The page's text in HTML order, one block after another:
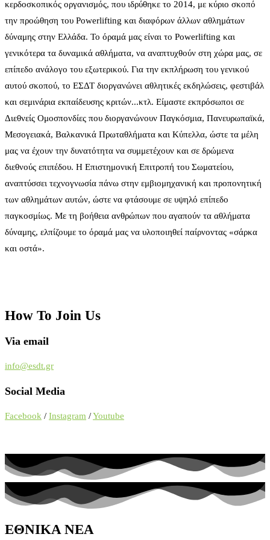
κερδοσκοπικός οργανισμός, που ιδρύθηκε το 2014, με κύριο σκοπό
την προώθηση του Powerlifting και διαφόρων άλλων αθλημάτων
δύναμης στην Ελλάδα. Το όραμά μας είναι το Powerlifting και
γενικότερα τα δυναμικά αθλήματα, να αναπτυχθούν στη χώρα μας, σε
επίπεδο ανάλογο του εξωτερικού. Για την εκπλήρωση του γενικού
αυτού σκοπού, το ΕΣΔΤ διοργανώνει αθλητικές εκδηλώσεις, φεστιβάλ
και σεμινάρια εκπαίδευσης κριτών...κτλ. Είμαστε εκπρόσωποι σε
Διεθνείς Ομοσπονδίες που διοργανώνουν Παγκόσμια, Πανευρωπαϊκά,
Μεσογειακά, Βαλκανικά Πρωταθλήματα και Κύπελλα, ώστε τα μέλη
μας να έχουν την δυνατότητα να συμμετέχουν και σε δρώμενα
διεθνούς επιπέδου. Η Επιστημονική Επιτροπή του Σωματείου,
αναπτύσσει τεχνογνωσία πάνω στην εμβιομηχανική και προπονητική
των αθλημάτων αυτών, ώστε να φτάσουμε σε υψηλό επίπεδο
παγκοσμίως. Με τη βοήθεια ανθρώπων που αγαπούν τα αθλήματα
δύναμης, ελπίζουμε το όραμά μας να υλοποιηθεί παίρνοντας «σάρκα
και οστά».
How To Join Us
Via email
info@esdt.gr
Social Media
Facebook / Instagram /Youtube
ΕΘΝΙΚΑ ΝΕΑ